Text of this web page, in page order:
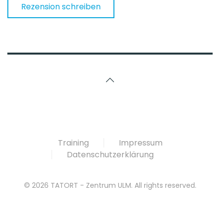
Rezension schreiben
Training
Impressum
Datenschutzerklärung
© 2026 TATORT - Zentrum ULM. All rights reserved.